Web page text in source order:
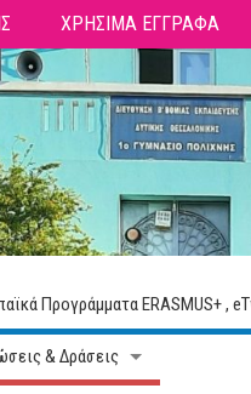
ΧΡΗΣΙΜΑ ΕΓΓΡΑΦΑ
Προγράμματα ERASMUS+ ,
& Δράσεις